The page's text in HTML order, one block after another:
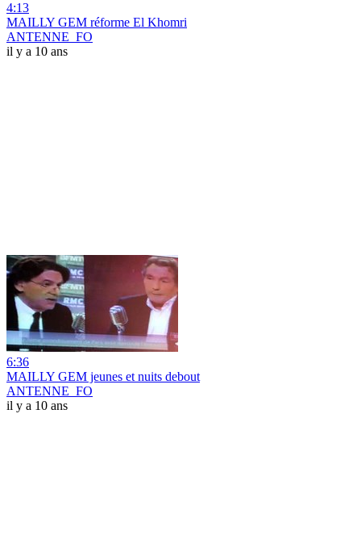
4:13
MAILLY GEM réforme El Khomri
ANTENNE_FO
il y a 10 ans
6:36
MAILLY GEM jeunes et nuits debout
ANTENNE_FO
il y a 10 ans